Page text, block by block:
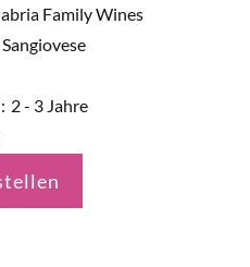
Family Wines
Sangiovese
2 - 3 Jahre